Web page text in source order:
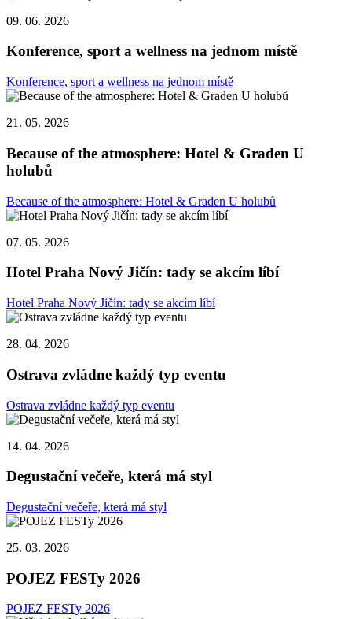
09. 06. 2026
Konference, sport a wellness na jednom místě
Konference, sport a wellness na jednom místě
21. 05. 2026
Because of the atmosphere: Hotel & Graden U
holubů
Because of the atmosphere: Hotel & Graden U holubů
07. 05. 2026
Hotel Praha Nový Jičín: tady se akcím líbí
Hotel Praha Nový Jičín: tady se akcím líbí
28. 04. 2026
Ostrava zvládne každý typ eventu
Ostrava zvládne každý typ eventu
14. 04. 2026
Degustační večeře, která má styl
Degustační večeře, která má styl
25. 03. 2026
POJEZ FESTy 2026
POJEZ FESTy 2026